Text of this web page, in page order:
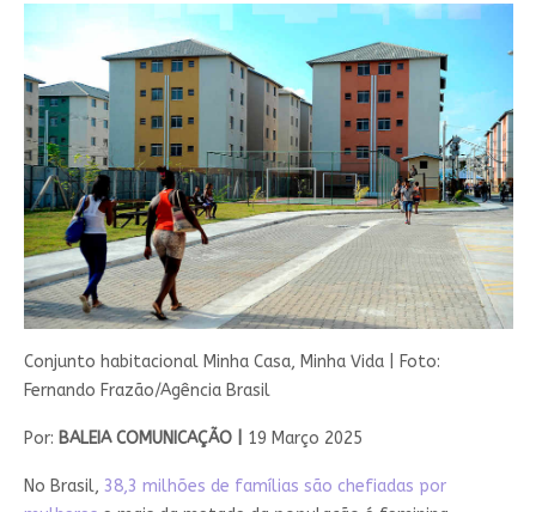
Conjunto habitacional Minha Casa, Minha Vida | Foto:
Fernando Frazão/Agência Brasil
Por: BALEIA COMUNICAÇÃO | 19 Março 2025
No Brasil, 38,3 milhões de famílias são chefiadas por